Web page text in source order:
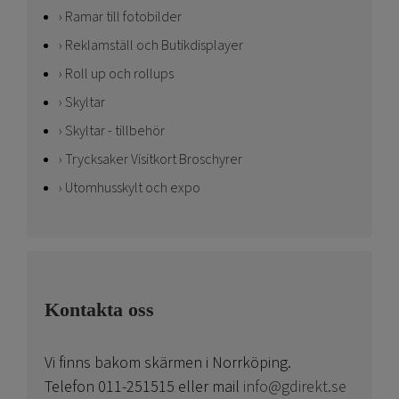
Ramar till fotobilder
Reklamställ och Butikdisplayer
Roll up och rollups
Skyltar
Skyltar - tillbehör
Trycksaker Visitkort Broschyrer
Utomhusskylt och expo
Kontakta oss
Vi finns bakom skärmen i Norrköping.
Telefon 011-251515 eller mail info@gdirekt.se